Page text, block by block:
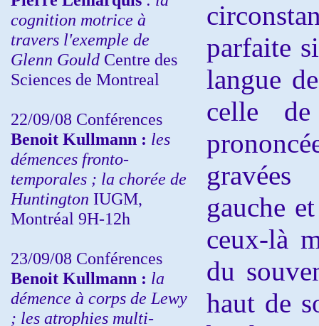
cognition motrice à
travers l'exemple de
Glenn Gould Centre des
Sciences de Montreal
22/09/08 Conférences
Benoit Kullmann : les
démences fronto-
temporales ; la chorée de
Huntington IUGM,
Montréal 9H-12h
23/09/08 Conférences
Benoit Kullmann : la
démence à corps de Lewy
; les atrophies multi-
parfaite
langue
celle de
gauche
ceux-là
du
haut de